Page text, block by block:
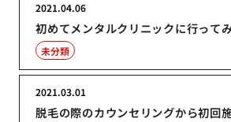
初めてメンタルクリニックに行ってみ
2021.04.06
未分類
脱毛の際のカウンセリングから初回
2021.03.01